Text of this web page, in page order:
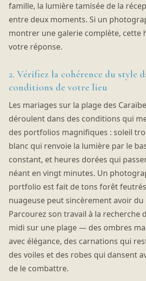
famille, la lumière tamisée de la
entre deux moments. Si un
montrer une galerie complète, cette
votre réponse.
2. Vérifiez la cohérence du style
conditions de votre lieu
Les mariages sur la plage des
déroulent dans des conditions qui
des portfolios magnifiques : soleil
blanc qui renvoie la lumière par le
constant, et heures dorées qui
néant en vingt minutes. Un
portfolio est fait de tons forêt
nuageuse peut sincèrement avoir du
Parcourez son travail à la recherche
midi sur une plage — des ombres
avec élégance, des carnations qui
des voiles et des robes qui dansent
de le combattre.